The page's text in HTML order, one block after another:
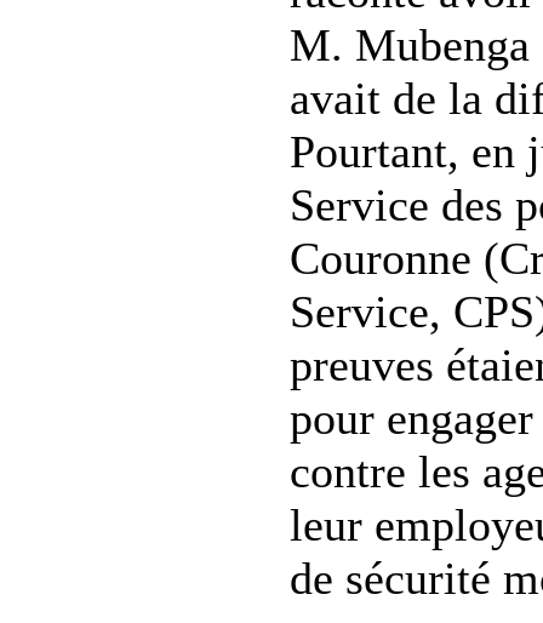
M. Mubenga
avait de la
Pourtant, en
Service des
Couronne
Service,
preuves
pour
contre les
leur
de sécurité